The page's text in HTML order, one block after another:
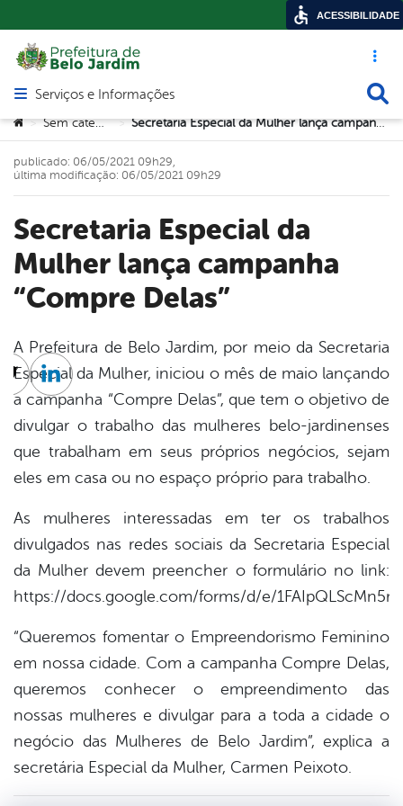
Acesso
Abrir menu principal de navegação
Serviços e Informações
Você está aqui:
> Sem categoria > Secretaria Especial da Mulher lança campanha “Compre Delas”
Secretaria Especial da
Mulher lança campanha
“Compre Delas”
publicado: 06/05/2021 09h29,
última modificação: 06/05/2021 09h29
A Prefeitura de Belo Jardim, por meio da Secretaria
Especial da Mulher, iniciou o mês de maio lançando
a campanha “Compre Delas”, que tem o objetivo de
divulgar o trabalho das mulheres belo-jardinenses
que trabalham em seus próprios negócios, sejam
eles em casa ou no espaço próprio para trabalho.
As mulheres interessadas em ter os trabalhos
divulgados nas redes sociais da Secretaria Especial
da Mulher devem preencher o formulário no link:
https://docs.google.com/forms/d/e/
“Queremos fomentar o Empreendorismo Feminino
em nossa cidade. Com a campanha Compre Delas,
queremos conhecer o empreendimento das
nossas mulheres e divulgar para a toda a cidade o
negócio das Mulheres de Belo Jardim”, explica a
secretária Especial da Mulher, Carmen Peixoto.
Twitter
Linkedin
ACESSIBILIDADE